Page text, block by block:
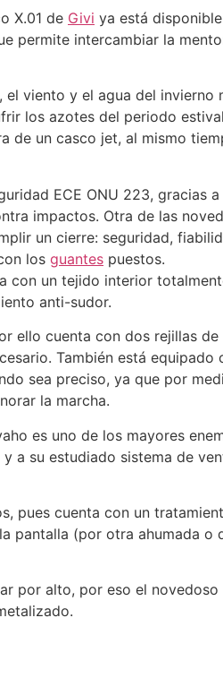
X.01 de Givi ya está
permite intercambiar la
viento y el agua del invierno
los azotes del periodo
de un casco jet, al mismo
ECE ONU 223, gracias
impactos. Otra de las
un cierre: seguridad,
los guantes puestos.
con un tejido interior
anti-sudor.
ello cuenta con dos rejillas
También está equipado
sea preciso, ya que por
la marcha.
es uno de los mayores
a su estudiado sistema de
pues cuenta con un
pantalla (por otra ahumada o
por alto, por eso el novedoso